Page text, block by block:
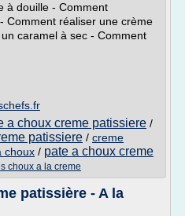
à douille - Comment
Comment réaliser une crème
caramel à sec - Comment
a choux creme patissiere /
patissiere / creme
choux / pate a choux creme
choux a la creme
patissière - A la